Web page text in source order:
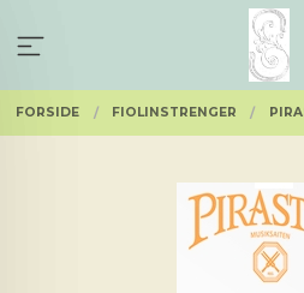
innholdet
FORSIDE FIOLINSTRENGER